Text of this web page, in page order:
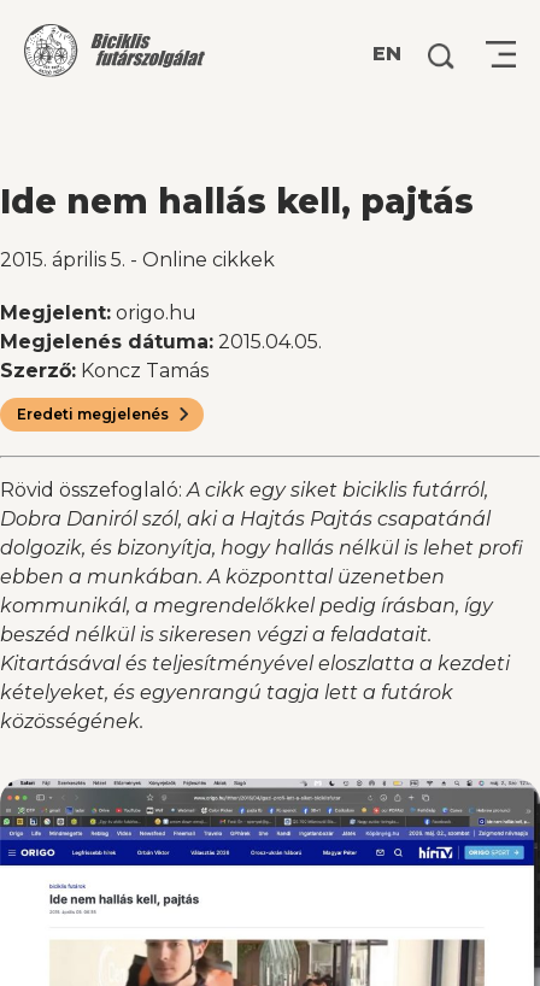
EN Keresés:
Ide nem hallás kell, pajtás
2015. április 5. - Online cikkek
Megjelent: origo.hu
Megjelenés dátuma: 2015.04.05.
Szerző: Koncz Tamás
Eredeti megjelenés
Rövid összefoglaló:A cikk egy siket biciklis futárról,
Dobra Daniról szól, aki a Hajtás Pajtás csapatánál
dolgozik, és bizonyítja, hogy hallás nélkül is lehet profi
ebben a munkában. A központtal üzenetben
kommunikál, a megrendelőkkel pedig írásban, így
beszéd nélkül is sikeresen végzi a feladatait.
Kitartásával és teljesítményével eloszlatta a kezdeti
kételyeket, és egyenrangú tagja lett a futárok
közösségének.